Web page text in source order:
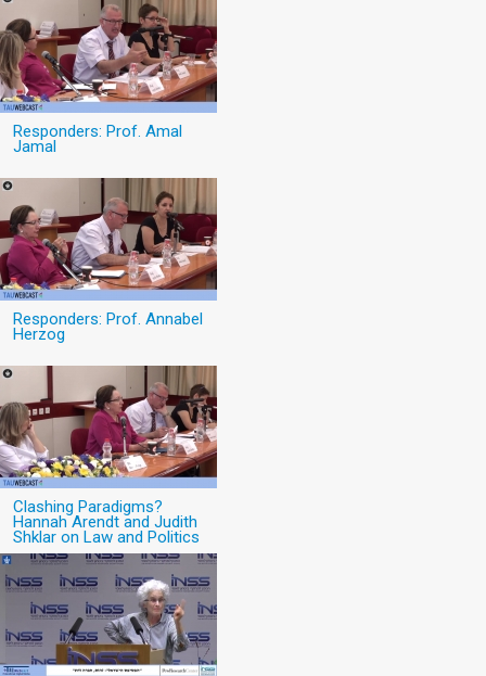
Responders: Prof. Amal
Jamal
Responders: Prof. Annabel
Herzog
Clashing Paradigms?
Hannah Arendt and Judith
Shklar on Law and Politics